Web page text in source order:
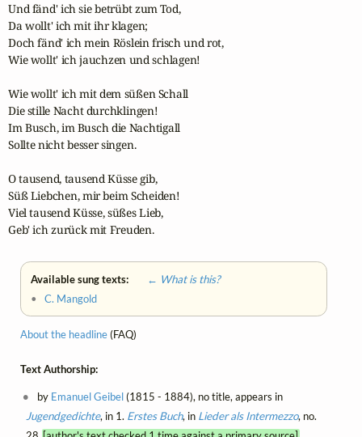
Und fänd' ich sie betrübt zum Tod,
Da wollt' ich mit ihr klagen;
Doch fänd' ich mein Röslein frisch und rot,
Wie wollt' ich jauchzen und schlagen!
Wie wollt' ich mit dem süßen Schall
Die stille Nacht durchklingen!
Im Busch, im Busch die Nachtigall
Sollte nicht besser singen.
O tausend, tausend Küsse gib,
Süß Liebchen, mir beim Scheiden!
Viel tausend Küsse, süßes Lieb,
Geb' ich zurück mit Freuden.
Available sung texts:
← What is this?
•C. Mangold
About the headline(FAQ)
Text Authorship:
by Emanuel Geibel(1815 - 1884), no title, appears in
Jugendgedichte, in 1. Erstes Buch, in Lieder als Intermezzo, no.